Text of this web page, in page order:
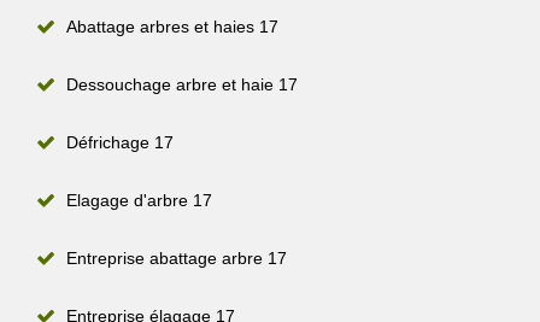
Abattage arbres et haies 17
Dessouchage arbre et haie 17
Défrichage 17
Elagage d'arbre 17
Entreprise abattage arbre 17
Entreprise élagage 17